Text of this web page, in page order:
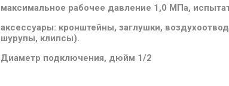
максимальное рабочее давление 1,0 МПа,
аксессуары: кронштейны, заглушки,
шурупы, клипсы).
Диаметр подключения, дюйм 1/2